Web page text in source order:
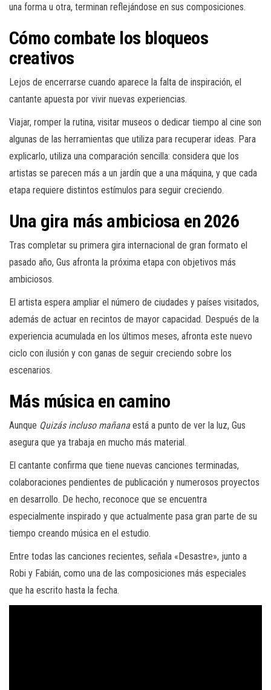
una forma u otra, terminan reflejándose en sus composiciones.
Cómo combate los bloqueos
creativos
Lejos de encerrarse cuando aparece la falta de inspiración, el
cantante apuesta por vivir nuevas experiencias.
Viajar, romper la rutina, visitar museos o dedicar tiempo al cine son
algunas de las herramientas que utiliza para recuperar ideas. Para
explicarlo, utiliza una comparación sencilla: considera que los
artistas se parecen más a un jardín que a una máquina, y que cada
etapa requiere distintos estímulos para seguir creciendo.
Una gira más ambiciosa en 2026
Tras completar su primera gira internacional de gran formato el
pasado año, Gus afronta la próxima etapa con objetivos más
ambiciosos.
El artista espera ampliar el número de ciudades y países visitados,
además de actuar en recintos de mayor capacidad. Después de la
experiencia acumulada en los últimos meses, afronta este nuevo
ciclo con ilusión y con ganas de seguir creciendo sobre los
escenarios.
Más música en camino
Aunque Quizás incluso mañanaestá a punto de ver la luz, Gus
asegura que ya trabaja en mucho más material.
El cantante confirma que tiene nuevas canciones terminadas,
colaboraciones pendientes de publicación y numerosos proyectos
en desarrollo. De hecho, reconoce que se encuentra
especialmente inspirado y que actualmente pasa gran parte de su
tiempo creando música en el estudio.
Entre todas las canciones recientes, señala «Desastre», junto a
Robi y Fabián, como una de las composiciones más especiales
que ha escrito hasta la fecha.